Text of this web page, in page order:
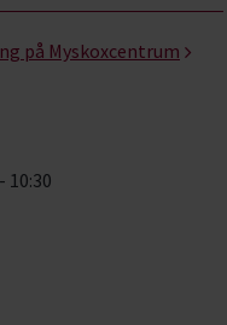
på Myskoxcentrum
10:30